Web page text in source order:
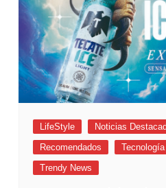
LifeStyle
Noticias
Recomendados
Trendy News